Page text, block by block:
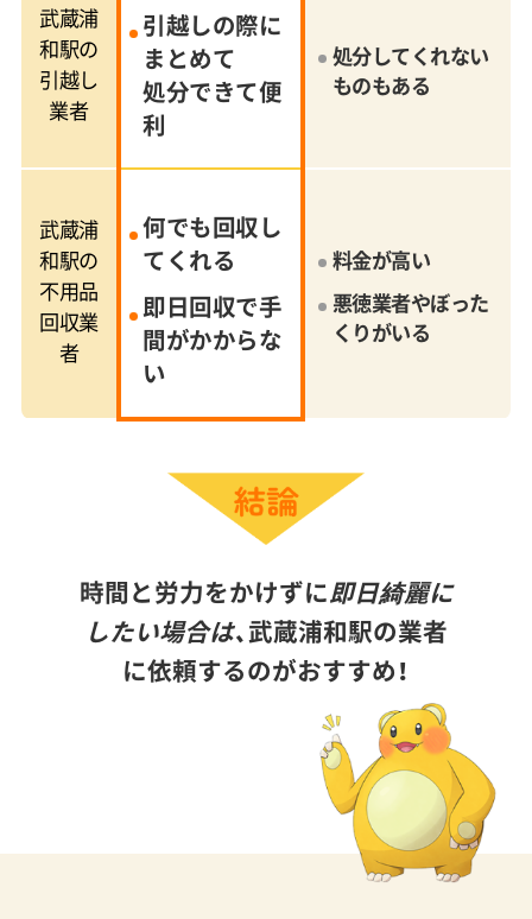
武蔵浦
和駅の
引越し
業者
引越しの際に
まとめて
処分できて便
利
処分してくれない
ものもある
武蔵浦
和駅の
不用品
回収業
者
何でも回収し
てくれる
即日回収で手
間がかからな
い
料金が高い
悪徳業者やぼった
くりがいる
時間と労力をかけずに即日綺麗に
したい場合は、武蔵浦和駅の業者
に依頼するのがおすすめ！